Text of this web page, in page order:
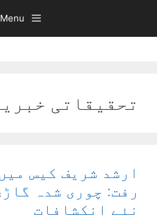
content
Menu
تحقیقاتی
ارشد شریف کیس
رفت: چوری شدہ
نئے انکشافات